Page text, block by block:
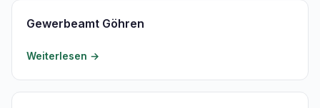
Gewerbeamt Göhren
Weiterlesen →